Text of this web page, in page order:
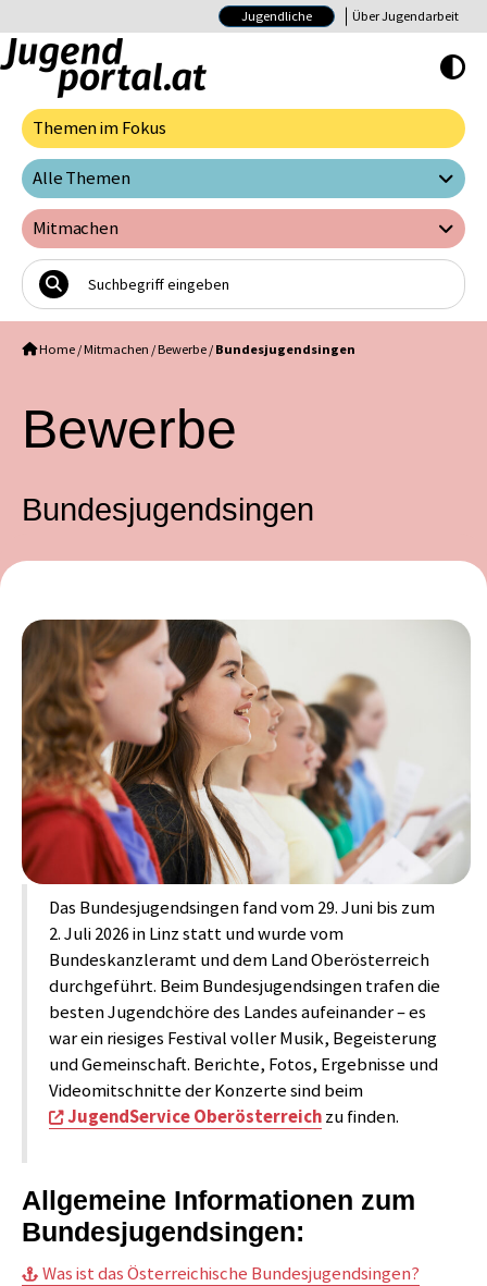
Jugendliche Über Jugendarbeit
Hoher Kontrast
Themen im Fokus
Alle Themen
Mitmachen
Home /Mitmachen /Bewerbe / Bundesjugendsingen
Bewerbe
Bundesjugendsingen
Das Bundesjugendsingen fand vom 29. Juni bis zum
2. Juli 2026 in Linz statt und wurde vom
Bundeskanzleramt und dem Land Oberösterreich
durchgeführt. Beim Bundesjugendsingen trafen die
besten Jugendchöre des Landes aufeinander – es
war ein riesiges Festival voller Musik, Begeisterung
und Gemeinschaft. Berichte, Fotos, Ergebnisse und
Videomitschnitte der Konzerte sind beim
JugendService Oberösterreichzu finden.
Allgemeine Informationen zum
Bundesjugendsingen:
Was ist das Österreichische Bundesjugendsingen?